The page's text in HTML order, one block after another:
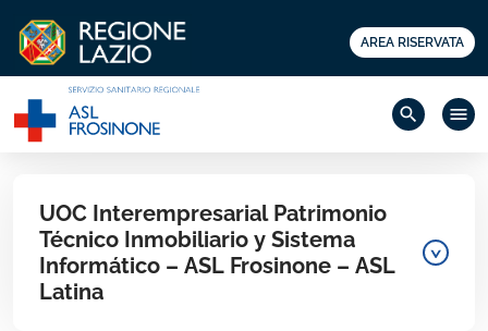
AREA RISERVATA
search menu
UOC Interempresarial Patrimonio
Técnico Inmobiliario y Sistema
Informático – ASL Frosinone – ASL
Latina